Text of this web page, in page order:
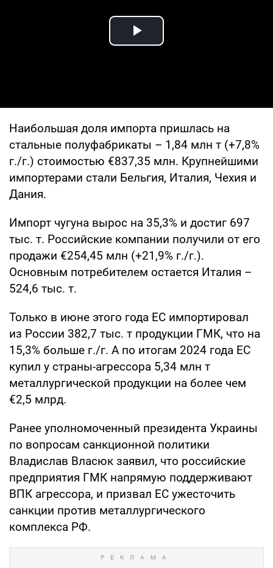
Play Video
Наибольшая доля импорта пришлась на
стальные полуфабрикаты – 1,84 млн т (+7,8%
г./г.) стоимостью €837,35 млн. Крупнейшими
импортерами стали Бельгия, Италия, Чехия и
Дания.
Импорт чугуна вырос на 35,3% и достиг 697
тыс. т. Российские компании получили от его
продажи €254,45 млн (+21,9% г./г.).
Основным потребителем остается Италия –
524,6 тыс. т.
Только в июне этого года ЕС импортировал
из России 382,7 тыс. т продукции ГМК, что на
15,3% больше г./г. А по итогам 2024 года ЕС
купил у страны-агрессора 5,34 млн т
металлургической продукции на более чем
€2,5 млрд.
Ранее уполномоченный президента Украины
по вопросам санкционной политики
Владислав Власюк заявил, что российские
предприятия ГМК напрямую поддерживают
ВПК агрессора, и призвал ЕС ужесточить
санкции против металлургического
комплекса РФ.